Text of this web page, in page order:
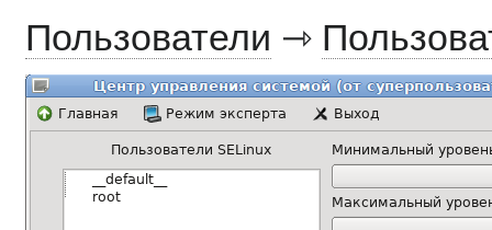
Пользователи ⇾